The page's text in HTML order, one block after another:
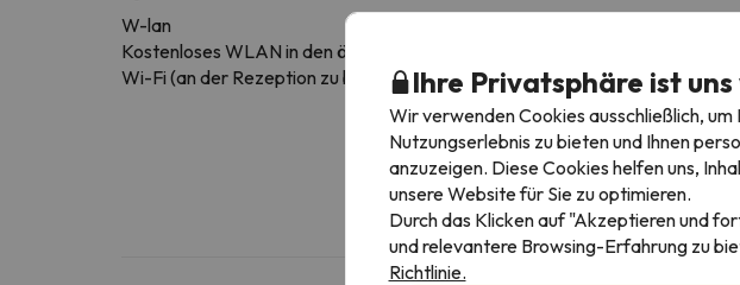
W-lan
Kostenloses WLAN in den öffentlichen Bereichen
Wi-Fi (an der Rezeption zu bezahlen)
Garten
Balkon
Billardtisch Gegen
Lounge mit TV
Geschäftszentrum
Solarium
Ihre Privatsphäre ist
Wir verwenden Cookies ausschließlich,
Nutzungserlebnis zu bieten und Ihnen
anzuzeigen. Diese Cookies helfen uns,
unsere Website für Sie zu optimieren.
Durch das Klicken auf "Akzeptieren und
und relevantere Browsing-Erfahrung zu
Richtlinie.